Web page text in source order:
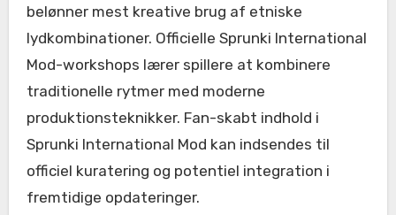
belønner mest kreative brug af etniske
lydkombinationer. Officielle Sprunki International
Mod-workshops lærer spillere at kombinere
traditionelle rytmer med moderne
produktionsteknikker. Fan-skabt indhold i
Sprunki International Mod kan indsendes til
officiel kuratering og potentiel integration i
fremtidige opdateringer.